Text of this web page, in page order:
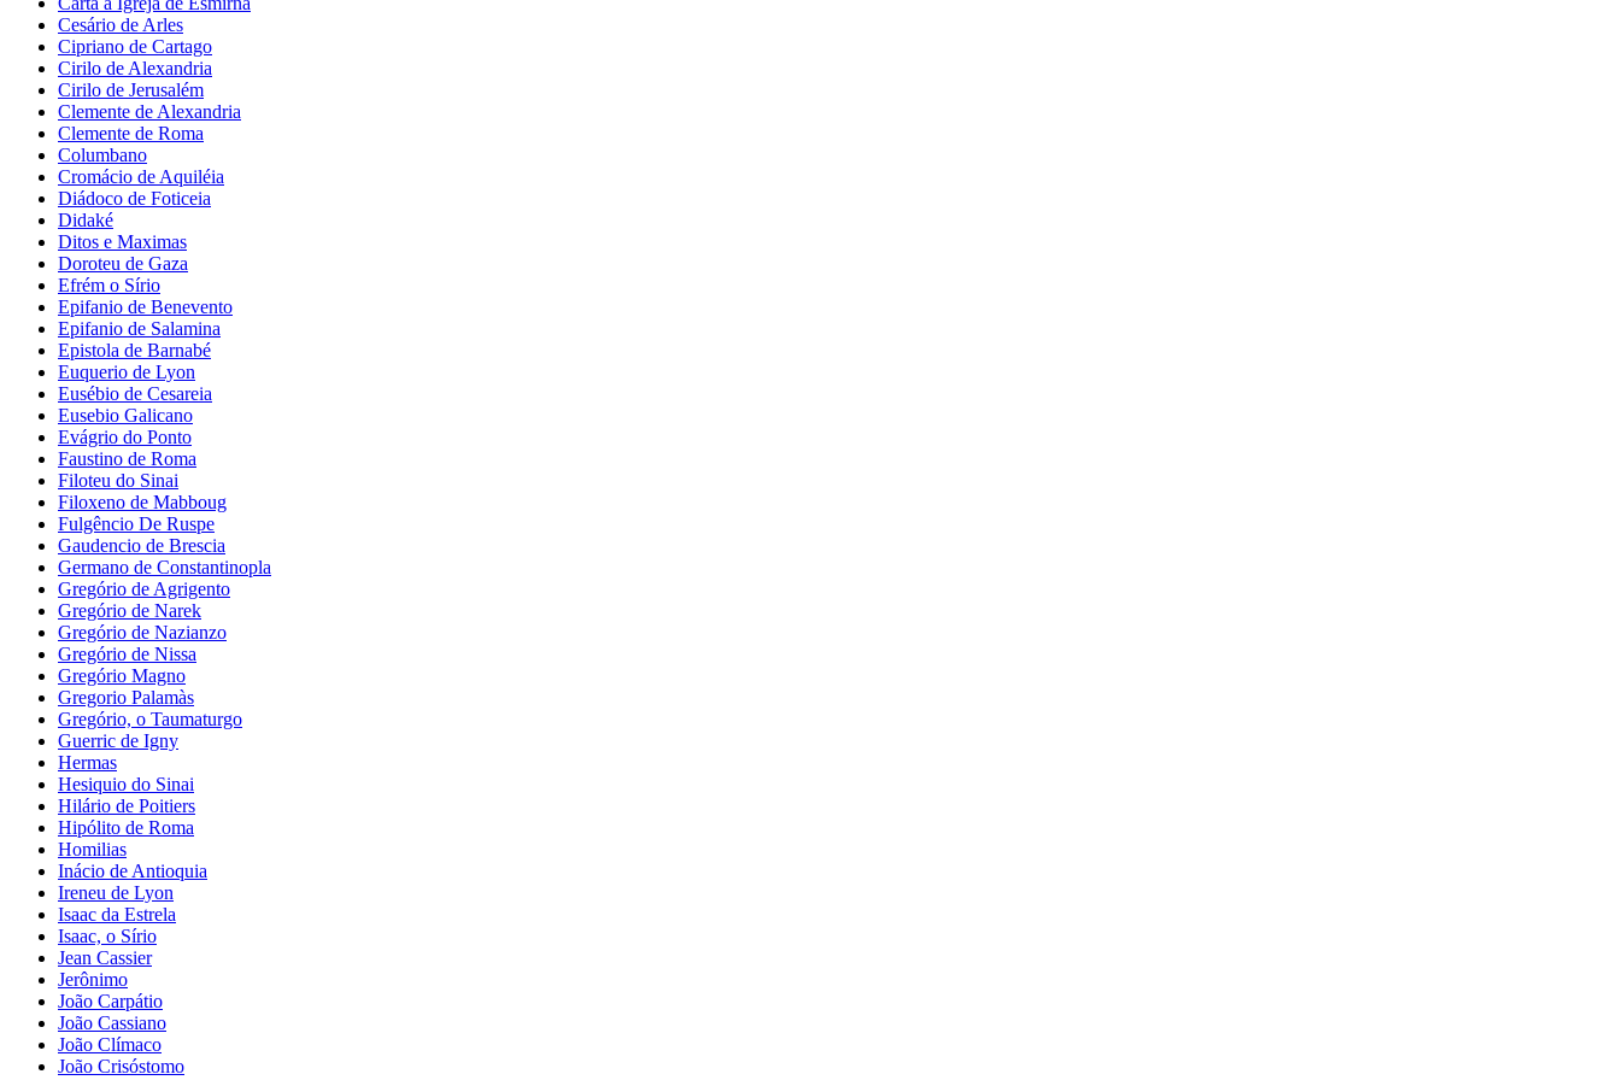
Cesário de Arles
Cipriano de Cartago
Cirilo de Alexandria
Cirilo de Jerusalém
Clemente de Alexandria
Clemente de Roma
Columbano
Cromácio de Aquiléia
Diádoco de Foticeia
Didaké
Ditos e Maximas
Doroteu de Gaza
Efrém o Sírio
Epifanio de Benevento
Epifanio de Salamina
Epistola de Barnabé
Euquerio de Lyon
Eusébio de Cesareia
Eusebio Galicano
Evágrio do Ponto
Faustino de Roma
Filoteu do Sinai
Filoxeno de Mabboug
Fulgêncio De Ruspe
Gaudencio de Brescia
Germano de Constantinopla
Gregório de Agrigento
Gregório de Narek
Gregório de Nazianzo
Gregório de Nissa
Gregório Magno
Gregorio Palamàs
Gregório, o Taumaturgo
Guerric de Igny
Hermas
Hesiquio do Sinai
Hilário de Poitiers
Hipólito de Roma
Homilias
Inácio de Antioquia
Ireneu de Lyon
Isaac da Estrela
Isaac, o Sírio
Jean Cassier
Jerônimo
João Carpátio
João Cassiano
João Clímaco
João Crisóstomo